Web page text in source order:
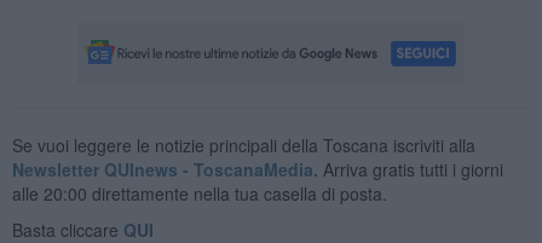
Se vuoi leggere le notizie principali della Toscana iscriviti alla
Newsletter QUInews - ToscanaMedia. Arriva gratis tutti i giorni
alle 20:00 direttamente nella tua casella di posta.
Basta cliccare QUI